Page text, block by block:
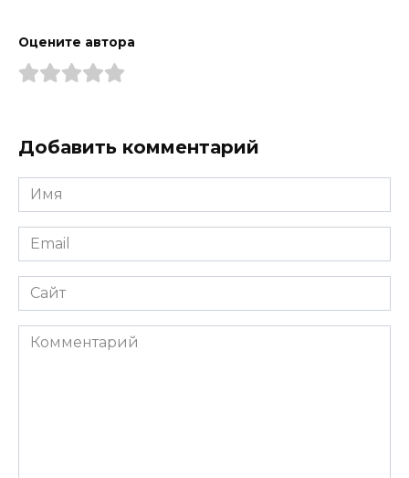
Оцените автора
Добавить комментарий
Имя
*
Email
*
Сайт
Комментарий